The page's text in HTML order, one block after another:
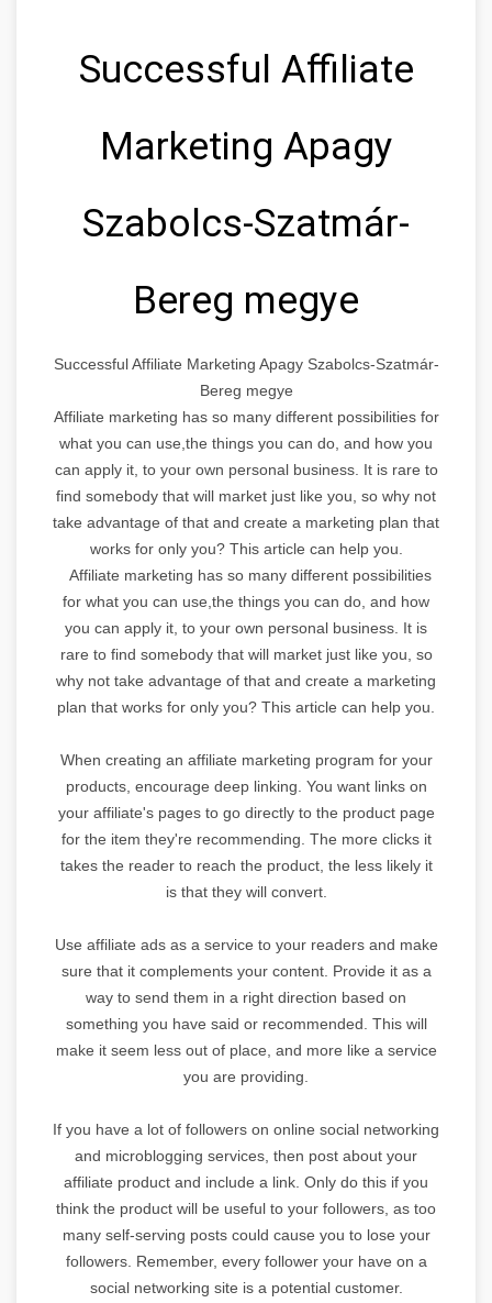
Successful Affiliate
Marketing Apagy
Szabolcs-Szatmár-
Bereg megye
Successful Affiliate Marketing Apagy Szabolcs-Szatmár-
Bereg megye
Affiliate marketing has so many different possibilities for
what you can use,the things you can do, and how you
can apply it, to your own personal business. It is rare to
find somebody that will market just like you, so why not
take advantage of that and create a marketing plan that
works for only you? This article can help you.
Affiliate marketing has so many different possibilities
for what you can use,the things you can do, and how
you can apply it, to your own personal business. It is
rare to find somebody that will market just like you, so
why not take advantage of that and create a marketing
plan that works for only you? This article can help you.
When creating an affiliate marketing program for your
products, encourage deep linking. You want links on
your affiliate's pages to go directly to the product page
for the item they're recommending. The more clicks it
takes the reader to reach the product, the less likely it
is that they will convert.
Use affiliate ads as a service to your readers and make
sure that it complements your content. Provide it as a
way to send them in a right direction based on
something you have said or recommended. This will
make it seem less out of place, and more like a service
you are providing.
If you have a lot of followers on online social networking
and microblogging services, then post about your
affiliate product and include a link. Only do this if you
think the product will be useful to your followers, as too
many self-serving posts could cause you to lose your
followers. Remember, every follower your have on a
social networking site is a potential customer.